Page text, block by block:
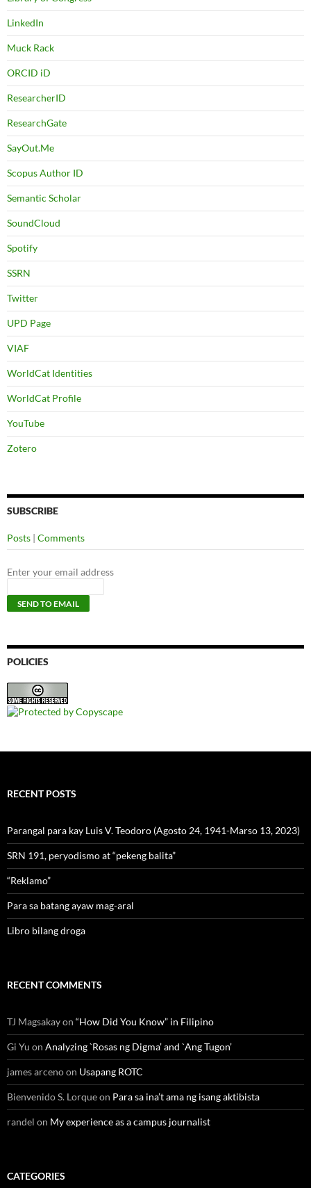
LinkedIn
Muck Rack
ORCID iD
ResearcherID
ResearchGate
SayOut.Me
Scopus Author ID
Semantic Scholar
SoundCloud
Spotify
SSRN
Twitter
UPD Page
VIAF
WorldCat Identities
WorldCat Profile
YouTube
Zotero
SUBSCRIBE
Posts | Comments
Enter your email address
POLICIES
RECENT POSTS
Parangal para kay Luis V. Teodoro (Agosto 24, 1941-Marso 13, 2023)
SRN 191, peryodismo at “pekeng balita”
“Reklamo”
Para sa batang ayaw mag-aral
Libro bilang droga
RECENT COMMENTS
TJ Magsakayon “How Did You Know” in Filipino
Gi Yu on Analyzing `Rosas ng Digma’ and `Ang Tugon’
james arcenoon Usapang ROTC
Bienvenido S. Lorqueon Para sa ina’t ama ng isang aktibista
randel on My experience as a campus journalist
CATEGORIES